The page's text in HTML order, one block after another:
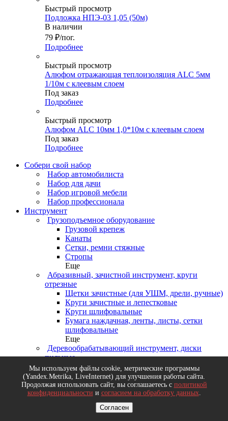
Быстрый просмотр
Подложка НПЭ-03 1,05 (50м)
В наличии
79 ₽/пог.
Подробнее
Быстрый просмотр
Алюфом отражающая теплоизоляция ALC 5мм
1/10м с клеевым слоем
Под заказ
Подробнее
Быстрый просмотр
Алюфом ALC 10мм 1,0*10м с клеевым слоем
Под заказ
Подробнее
Собери свой набор
Набор автомобилиста
Набор для дачи
Набор игровой мебели
Набор профессионала
Инструмент
Грузоподъемное оборудование
Грузовой крепеж
Канаты
Сетки, ремни стяжные
Стропы
Еще
Абразивный, зачистной инструмент, круги
отрезные
Щетки зачистные (для УШМ, дрели, ручные)
Круги зачистные и лепестковые
Круги шлифовальные
Бумага наждачная, ленты, листы, сетки
шлифовальные
Еще
Деревообрабатывающий инструмент, диски
пильные
Диски пильные
Долота, стамески, рубанки
Ножовки и пилы по дереву
Топоры
Измерительный инструмент
Мы используем файлы cookie, метрические программы
(Yandex.Metrika, LiveInternet) для улучшения работы сайта.
Продолжая использовать сайт, вы соглашаетесь с политикой
конфиденциальности и согласием на обработку данных.
Согласен